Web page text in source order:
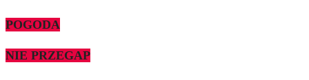
POGODA
NIE PRZEGAP